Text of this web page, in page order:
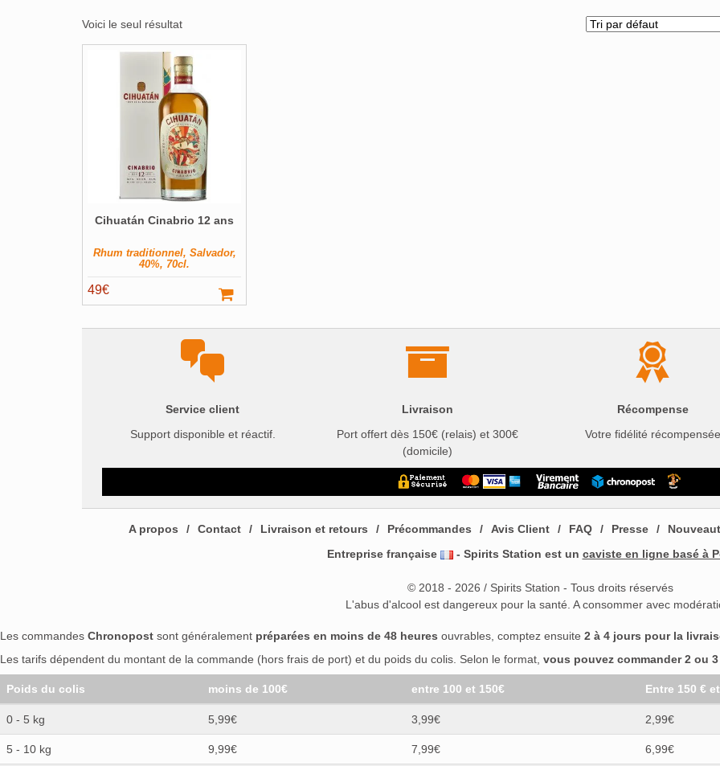
Voici le seul résultat
Cihuatán Cinabrio 12 ans
Rhum traditionnel, Salvador,
40%, 70cl.
49€
Service client
Support disponible et réactif.
Livraison
Port offert dès 150€ (relais) et 300€
(domicile)
Récompense
Votre fidélité récompensée
A propos Contact Livraison et retours Précommandes Avis Client FAQ Presse
Entreprise française
- Spirits Station est un caviste en ligne basé à
© 2018 - 2026 / Spirits Station - Tous droits réservés
L'abus d'alcool est dangereux pour la santé. A consommer avec
Les commandes Chronopost sont généralement préparées en moins de 48 heures ouvrables, comptez ensuite 2 à 4 jours pour la
Les tarifs dépendent du montant de la commande (hors frais de port) et du poids du colis. Selon le format, vous pouvez commander 2 ou
Poids du colis moins de 100€ entre 100 et 150€ Entre 150 €
0 - 5 kg 5,99€ 3,99€ 2,99€
5 - 10 kg 9,99€ 7,99€ 6,99€